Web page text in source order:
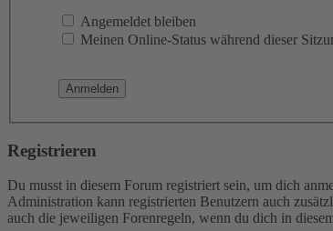
Angemeldet bleiben
Meinen Online-Status während dieser
Registrieren
Du musst in diesem Forum registriert sein, um dich
Administration kann registrierten Benutzern auch
auch die jeweiligen Forenregeln, wenn du dich in